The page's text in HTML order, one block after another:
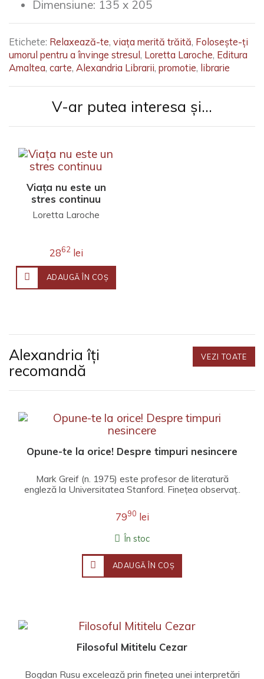
Dimensiune: 135 x 205
Etichete: Relaxează-te, viața merită trăită, Folosește-ți
umorul pentru a învinge stresul, Loretta Laroche, Editura
Amaltea, carte, Alexandria Librarii, promotie, librarie
V-ar putea interesa și...
Viața nu este un
stres continuu
Loretta Laroche
2862lei
ADAUGĂ ÎN COŞ
Alexandria îți
recomandă
VEZI TOATE
Opune-te la orice! Despre timpuri nesincere
Mark Greif (n. 1975) este profesor de literatură
engleză la Universitatea Stanford. Fineţea observaţ..
7990 lei
În stoc
ADAUGĂ ÎN COŞ
Filosoful Mititelu Cezar
Bogdan Rusu excelează prin finețea unei interpretări